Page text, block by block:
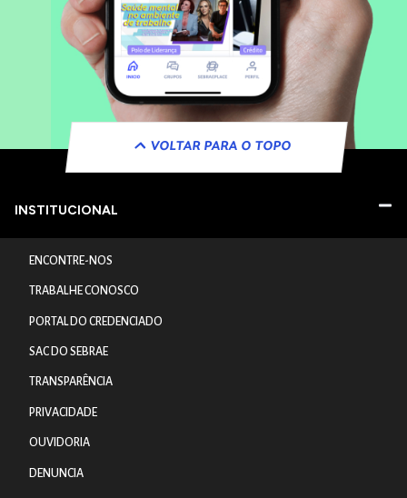
VOLTAR PARA O TOPO
INSTITUCIONAL
ENCONTRE-NOS
TRABALHE CONOSCO
PORTAL DO CREDENCIADO
SAC DO SEBRAE
TRANSPARÊNCIA
PRIVACIDADE
OUVIDORIA
DENUNCIA